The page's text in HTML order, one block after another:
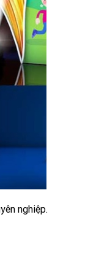
nghiệp.